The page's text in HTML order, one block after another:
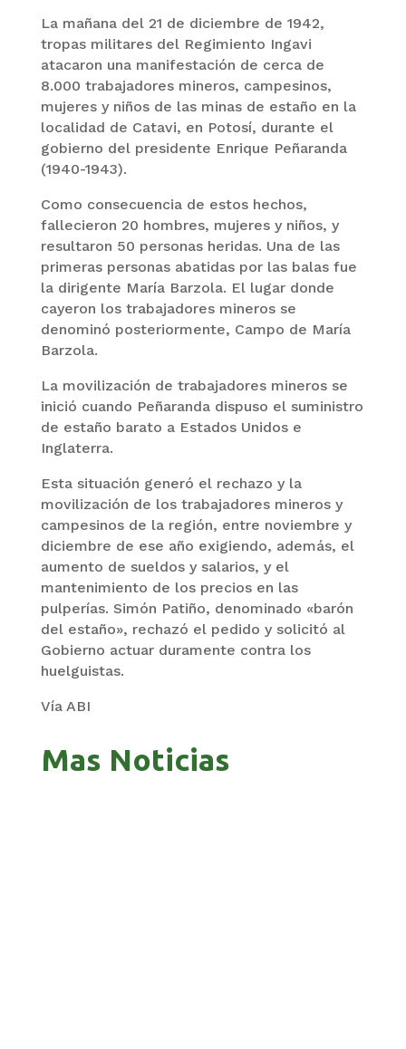
La mañana del 21 de diciembre de 1942,
tropas militares del Regimiento Ingavi
atacaron una manifestación de cerca de
8.000 trabajadores mineros, campesinos,
mujeres y niños de las minas de estaño en la
localidad de Catavi, en Potosí, durante el
gobierno del presidente Enrique Peñaranda
(1940-1943).
Como consecuencia de estos hechos,
fallecieron 20 hombres, mujeres y niños, y
resultaron 50 personas heridas. Una de las
primeras personas abatidas por las balas fue
la dirigente María Barzola. El lugar donde
cayeron los trabajadores mineros se
denominó posteriormente, Campo de María
Barzola.
La movilización de trabajadores mineros se
inició cuando Peñaranda dispuso el suministro
de estaño barato a Estados Unidos e
Inglaterra.
Esta situación generó el rechazo y la
movilización de los trabajadores mineros y
campesinos de la región, entre noviembre y
diciembre de ese año exigiendo, además, el
aumento de sueldos y salarios, y el
mantenimiento de los precios en las
pulperías. Simón Patiño, denominado «barón
del estaño», rechazó el pedido y solicitó al
Gobierno actuar duramente contra los
huelguistas.
Vía ABI
Mas Noticias